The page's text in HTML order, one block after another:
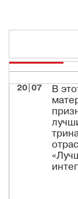
20|07
В